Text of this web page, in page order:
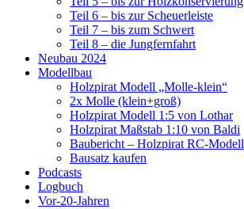
Teil 6 – bis zur Scheuerleiste
Teil 7 – bis zum Schwert
Teil 8 – die Jungfernfahrt
Neubau 2024
Modellbau
Holzpirat Modell „Molle-klein“
2x Molle (klein+groß)
Holzpirat Modell 1:5 von Lothar
Holzpirat Maßstab 1:10 von Baldi
Baubericht – Holzpirat RC-Modell
Bausatz kaufen
Podcasts
Logbuch
Vor-20-Jahren